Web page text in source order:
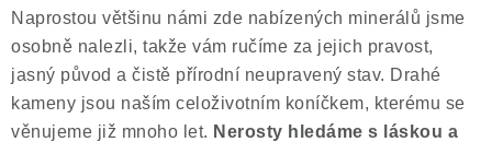
Naprostou většinu námi zde nabízených minerálů jsme
osobně nalezli, takže vám ručíme za jejich pravost,
jasný původ a čistě přírodní neupravený stav. Drahé
kameny jsou naším celoživotním koníčkem, kterému se
věnujeme již mnoho let. Nerosty hledáme s láskou a